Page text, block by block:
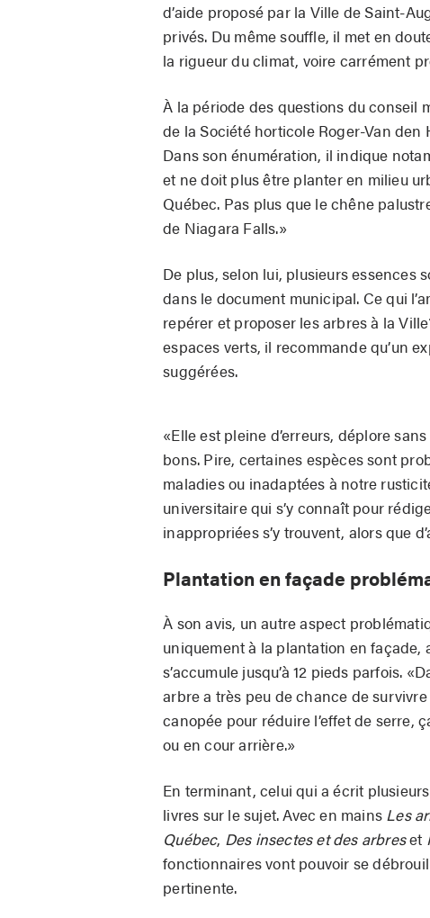
d’aide proposé par la Ville de Saint-
privés. Du même souffle, il met en
la rigueur du climat, voire carrément
À la période des questions du conseil
de la Société horticole Roger-Van
Dans son énumération, il indique
et ne doit plus être planter en milieu
Québec. Pas plus que le chêne
de Niagara Falls.»
De plus, selon lui, plusieurs essences
dans le document municipal. Ce qui
repérer et proposer les arbres à la
espaces verts, il recommande qu’un
suggérées.
«Elle est pleine d’erreurs, déplore
bons. Pire, certaines espèces sont
maladies ou inadaptées à notre
universitaire qui s’y connaît pour
inappropriées s’y trouvent, alors que
Plantation en façade
À son avis, un autre aspect
uniquement à la plantation en façade,
s’accumule jusqu’à 12 pieds parfois.
arbre a très peu de chance de survivre
canopée pour réduire l’effet de serre,
ou en cour arrière.»
En terminant, celui qui a écrit
livres sur le sujet. Avec en mains Les
Québec, Des insectes et des arbreset
fonctionnaires vont pouvoir se
pertinente.